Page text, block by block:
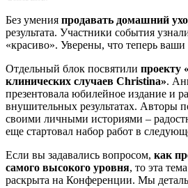
Без умения продавать домашний
результата. Участники события
«красиво». Уверены, что теперь
Отдельный блок посвятили проекту
клинических случаев Christina».
презентовала юбилейное издание и
внушительных результатах. Авторы
своими личными историями –
еще стартовал набор работ в
Если вы задавались вопросом, как
самого высокого уровня, то эта
раскрыта на Конференции. Мы